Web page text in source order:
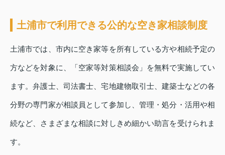
土浦市で利用できる公的な空き家相談制度
土浦市では、市内に空き家等を所有している方や相続予定の
方などを対象に、「空家等対策相談会」を無料で実施してい
ます。弁護士、司法書士、宅地建物取引士、建築士などの各
分野の専門家が相談員として参加し、管理・処分・活用や相
続など、さまざまな相談に対しきめ細かい助言を受けられま
す。